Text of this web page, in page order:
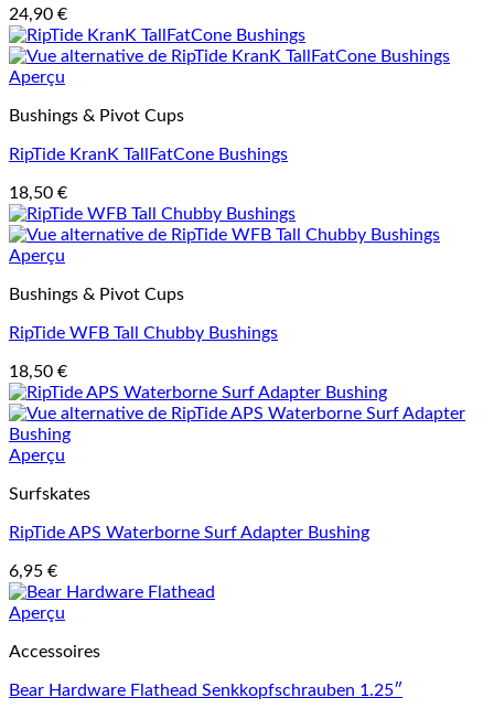
24,90 €
Aperçu
Bushings & Pivot Cups
RipTide KranK TallFatCone Bushings
18,50 €
Aperçu
Bushings & Pivot Cups
RipTide WFB Tall Chubby Bushings
18,50 €
Aperçu
Surfskates
RipTide APS Waterborne Surf Adapter Bushing
6,95 €
Aperçu
Accessoires
Bear Hardware Flathead Senkkopfschrauben 1.25″